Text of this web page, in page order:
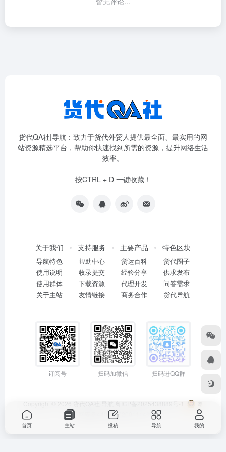
货代QA社|导航：致力于货代外贸人提供最全面、最实用的网
站资源精选平台，帮助你快速找到所需的资源，提升网络生活
效率。
按CTRL + D 一键收藏！
关于我们
导航特色
使用说明
使用群体
关于主站
支持服务
帮助中心
收录提交
下载资源
友情链接
主要产品
货运百科
经验分享
代理开发
商务合作
特色区块
货代圈子
供求发布
问答需求
货代导航
订阅号 扫码加微信 扫码进QQ群
Copyright © 2026 货代QA社·导航 粤ICP备2025438889号-1
粤
公网安备44011402001114号
首页 主站 投稿 导航 我的